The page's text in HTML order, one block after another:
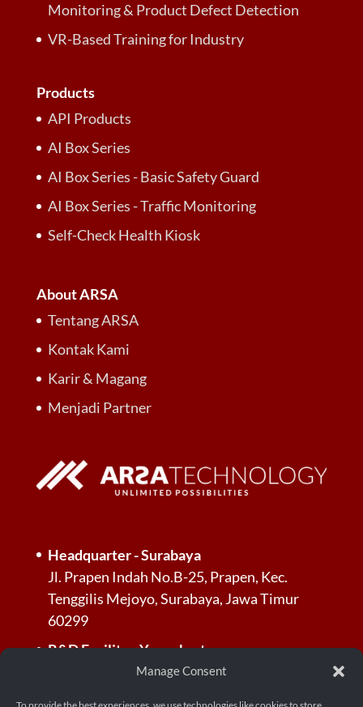
Manage Consent
Monitoring & Product Defect Detection
VR-Based Training for Industry
Products
API Products
AI Box Series
AI Box Series - Basic Safety Guard
AI Box Series - Traffic Monitoring
Self-Check Health Kiosk
About ARSA
Tentang ARSA
Kontak Kami
Karir & Magang
Menjadi Partner
Headquarter - Surabaya
Jl. Prapen Indah No.B-25, Prapen, Kec.
Tenggilis Mejoyo, Surabaya, Jawa Timur
60299
R&D Facility - Yogyakarta
Jl. Palagan Tentara Pelajar, Dusun Jl.